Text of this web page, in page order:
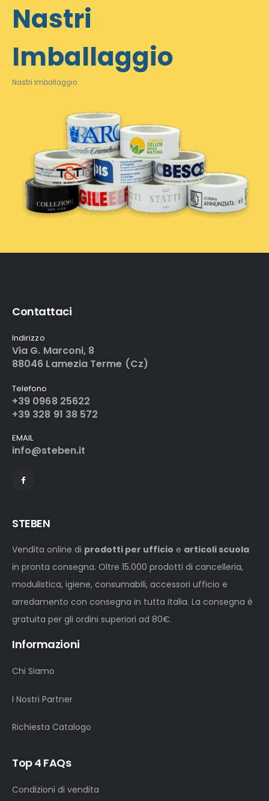
Nastri
Imballaggio
Nastri Imballaggio
Contattaci
Indirizzo
Via G. Marconi, 8
88046 Lamezia Terme (Cz)
Telefono
+39 0968 25622
+39 328 91 38 572
EMAIL
info@steben.it
STEBEN
Vendita online di prodotti per ufficio e articoli scuola
in pronta consegna. Oltre 15.000 prodotti di cancelleria,
modulistica, igiene, consumabili, accessori ufficio e
arredamento con consegna in tutta Italia. La consegna è
gratuita per gli ordini superiori ad 80€.
Informazioni
Chi Siamo
I Nostri Partner
Richiesta Catalogo
Top 4 FAQs
Condizioni di vendita